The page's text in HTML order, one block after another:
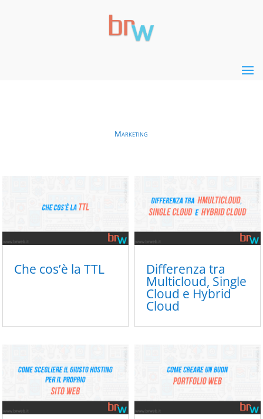
Marketing
Che cos’è la TTL Differenza tra
Multicloud, Single
Cloud e Hybrid
Cloud